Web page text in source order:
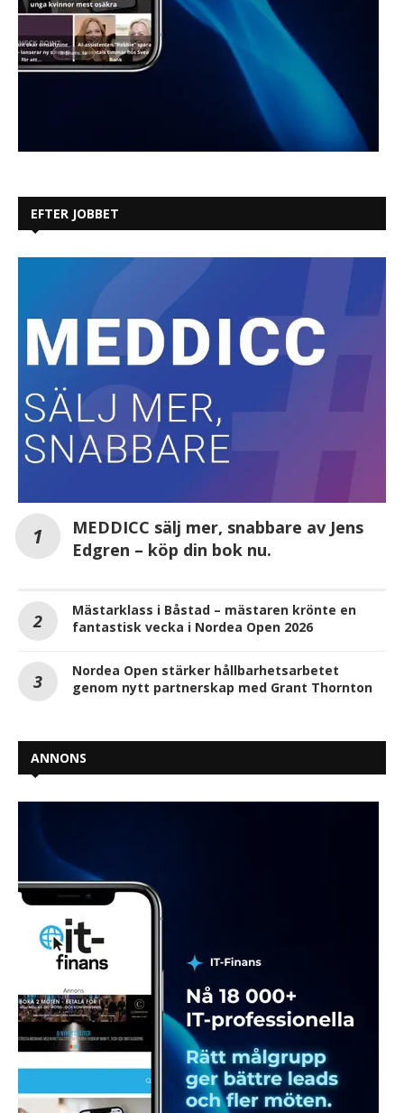
EFTER JOBBET
MEDDICC sälj mer, snabbare av Jens
Edgren – köp din bok nu.
Mästarklass i Båstad – mästaren krönte en
fantastisk vecka i Nordea Open 2026
Nordea Open stärker hållbarhetsarbetet
genom nytt partnerskap med Grant Thornton
ANNONS